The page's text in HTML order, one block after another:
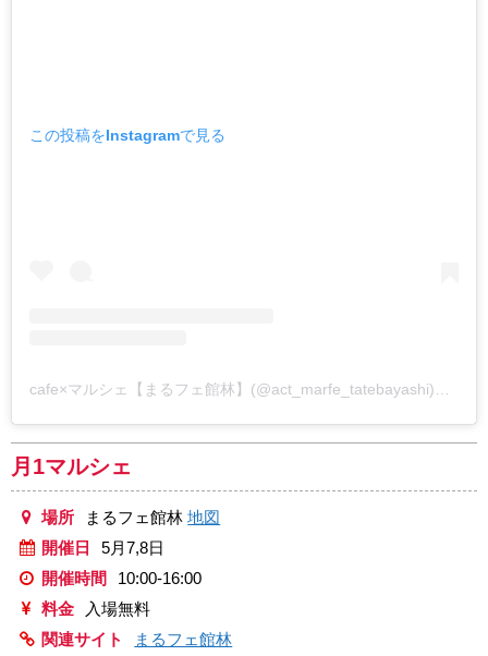
この投稿をInstagramで見る
cafe×マルシェ【まるフェ館林】(@act_marfe_tatebayashi)がシェアした投稿
月1マルシェ
場所 まるフェ館林地図
開催日
5月7,8日
開催時間
10:00-16:00
料金
入場無料
関連サイト
まるフェ館林